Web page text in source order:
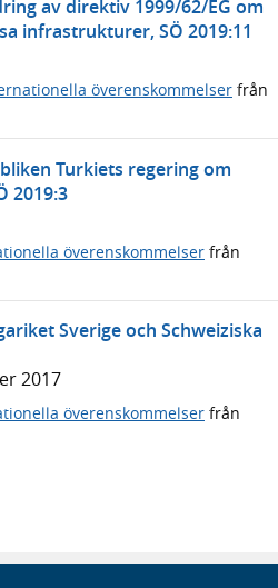
av direktiv 1999/62/EG om
infrastrukturer, SÖ 2019:11
överenskommelser från
Turkiets regering om
2019:3
överenskommelser från
Sverige och Schweiziska
2017
överenskommelser från